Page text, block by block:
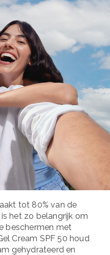
tot 80% van de
het zo belangrijk om
beschermen met
Cream SPF 50 houd
gehydrateerd en